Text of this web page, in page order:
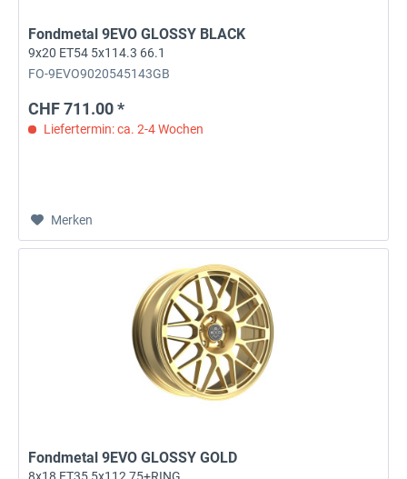
Fondmetal 9EVO GLOSSY BLACK
9x20 ET54 5x114.3 66.1
FO-9EVO9020545143GB
CHF 711.00 *
Liefertermin: ca. 2-4 Wochen
Merken
Fondmetal 9EVO GLOSSY GOLD